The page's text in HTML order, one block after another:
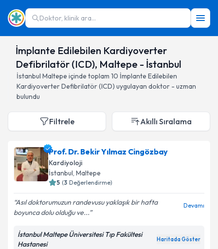
Doktor, klinik ara...
İmplante Edilebilen Kardiyoverter
Defibrilatör (ICD), Maltepe - İstanbul
İstanbul Maltepe içinde toplam 10 İmplante Edilebilen
Kardiyoverter Defibrilatör (ICD) uygulayan doktor - uzman
bulundu
Filtrele Akıllı Sıralama
Prof. Dr. Bekir Yılmaz Cingözbay
Kardiyoloji
İstanbul, Maltepe
5 (3 Değerlendirme)
Asıl doktorumuzun randevusu yaklaşık bir hafta
boyunca dolu olduğu ve...
Devamı
İstanbul Maltepe Üniversitesi Tıp Fakültesi
Hastanesi
Haritada Göster